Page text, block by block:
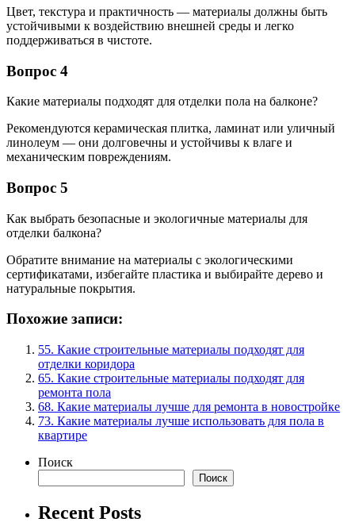
Цвет, текстура и практичность — материалы должны быть
устойчивыми к воздействию внешней среды и легко
поддерживаться в чистоте.
Вопрос 4
Какие материалы подходят для отделки пола на балконе?
Рекомендуются керамическая плитка, ламинат или уличный
линолеум — они долговечны и устойчивы к влаге и
механическим повреждениям.
Вопрос 5
Как выбрать безопасные и экологичные материалы для
отделки балкона?
Обратите внимание на материалы с экологическими
сертификатами, избегайте пластика и выбирайте дерево и
натуральные покрытия.
Похожие записи:
55. Какие строительные материалы подходят для
отделки коридора
65. Какие строительные материалы подходят для
ремонта пола
68. Какие материалы лучше для ремонта в новостройке
73. Какие материалы лучше использовать для пола в
квартире
Поиск
Поиск
Recent Posts